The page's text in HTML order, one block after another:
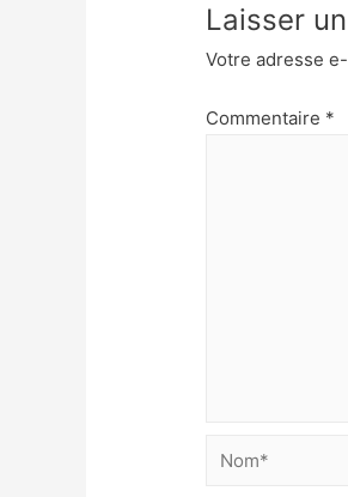
Laisser
Votre adresse
Commentaire *